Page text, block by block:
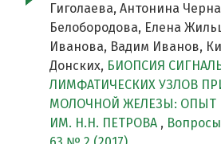
Гиголаева, Антонина
Белобородова, Елена
Иванова, Вадим Иванов,
Донских, БИОПСИЯ
ЛИМФАТИЧЕСКИХ УЗЛОВ
МОЛОЧНОЙ ЖЕЛЕЗЫ: ОПЫТ
ИМ. Н.Н. ПЕТРОВА ,